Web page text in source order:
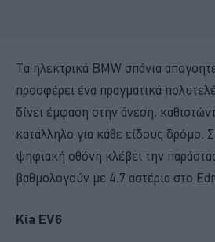
Τα ηλεκτρικά BMW σπάνια
προσφέρει ένα πραγματικά
δίνει έμφαση στην άνεση,
κατάλληλο για κάθε είδους δρόμο.
ψηφιακή οθόνη κλέβει την
βαθμολογούν με 4,7 αστέρια στο
Kia EV6